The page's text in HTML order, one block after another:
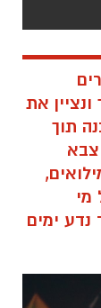
את
תוך
צבא
מי
נדע ימים